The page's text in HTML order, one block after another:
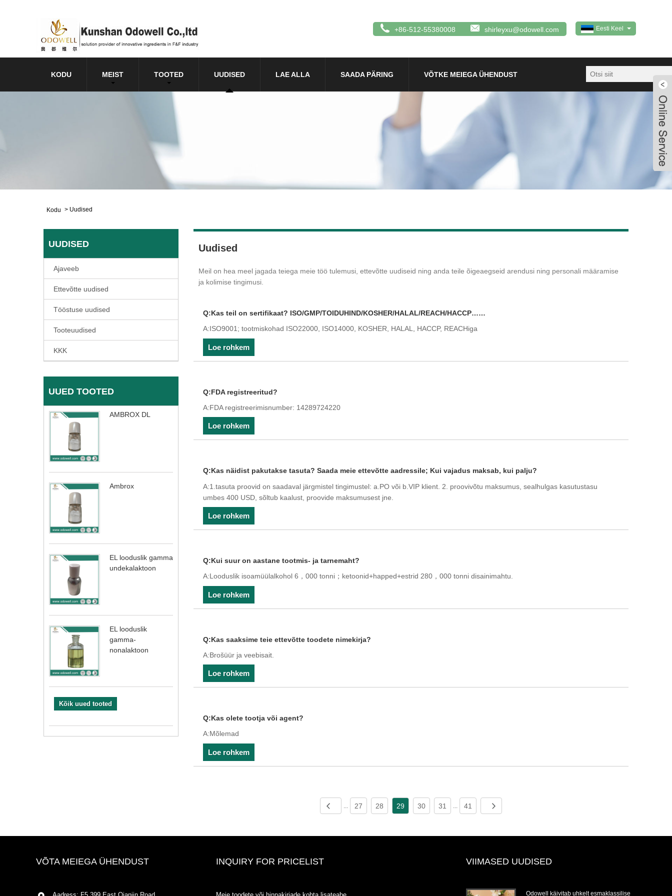
Eesti Keel
+86-512-55380008 shirleyxu@odowell.com
KODU MEIST TOOTED UUDISED LAE ALLA SAADA PÄRING VÕTKE MEIEGA ÜHENDUST
Kodu > Uudised
UUDISED
Ajaveeb
Ettevõtte uudised
Tööstuse uudised
Tooteuudised
KKK
UUED TOOTED
AMBROX DL
Ambrox
EL looduslik gamma
undekalaktoon
EL looduslik
gamma-
nonalaktoon
Kõik uued tooted
Uudised
Meil on hea meel jagada teiega meie töö tulemusi, ettevõtte uudiseid ning anda teile õigeaegseid arendusi ning personali määramise
ja kolimise tingimusi.
Q:Kas teil on sertifikaat? ISO/GMP/TOIDUHIND/KOSHER/HALAL/REACH/HACCP……
A:ISO9001; tootmiskohad ISO22000, ISO14000, KOSHER, HALAL, HACCP, REACHiga
Loe rohkem
Q:FDA registreeritud?
A:FDA registreerimisnumber: 14289724220
Loe rohkem
Q:Kas näidist pakutakse tasuta? Saada meie ettevõtte aadressile; Kui vajadus maksab, kui palju?
A:1.tasuta proovid on saadaval järgmistel tingimustel: a.PO või b.VIP klient. 2. proovivõtu maksumus, sealhulgas kasutustasu
umbes 400 USD, sõltub kaalust, proovide maksumusest jne.
Loe rohkem
Q:Kui suur on aastane tootmis- ja tarnemaht?
A:Looduslik isoamüülalkohol 6，000 tonni；ketoonid+happed+estrid 280，000 tonni disainimahtu.
Loe rohkem
Q:Kas saaksime teie ettevõtte toodete nimekirja?
A:Brošüür ja veebisait.
Loe rohkem
Q:Kas olete tootja või agent?
A:Mõlemad
Loe rohkem
27 28 29 30 31 41
VÕTA MEIEGA ÜHENDUST INQUIRY FOR PRICELIST VIIMASED UUDISED
Odowell käivitab uhkelt esmaklassilise